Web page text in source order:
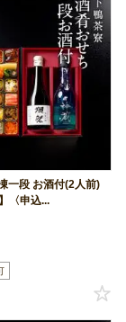
一段 お酒付(2人前)
〈申込...